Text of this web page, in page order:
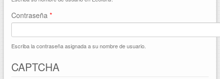
Contraseña *
Escriba la contraseña asignada a su nombre de usuario.
CAPTCHA